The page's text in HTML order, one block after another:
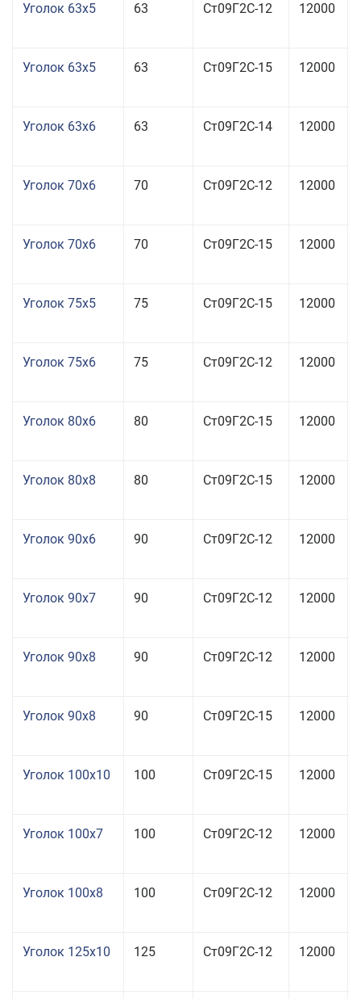
Уголок 63x5 63 Ст09Г2С-12 12000
Уголок 63x5 63 Ст09Г2С-15 12000
Уголок 63x6 63 Ст09Г2С-14 12000
Уголок 70x6 70 Ст09Г2С-12 12000
Уголок 70x6 70 Ст09Г2С-15 12000
Уголок 75x5 75 Ст09Г2С-15 12000
Уголок 75x6 75 Ст09Г2С-12 12000
Уголок 80x6 80 Ст09Г2С-15 12000
Уголок 80x8 80 Ст09Г2С-15 12000
Уголок 90x6 90 Ст09Г2С-12 12000
Уголок 90x7 90 Ст09Г2С-12 12000
Уголок 90x8 90 Ст09Г2С-12 12000
Уголок 90x8 90 Ст09Г2С-15 12000
Уголок 100x10 100 Ст09Г2С-15 12000
Уголок 100x7 100 Ст09Г2С-12 12000
Уголок 100x8 100 Ст09Г2С-12 12000
Уголок 125x10 125 Ст09Г2С-12 12000